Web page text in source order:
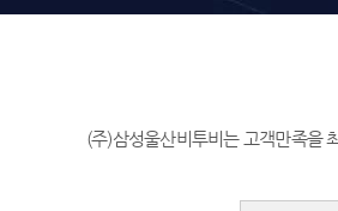
(주)삼성울산비투비는 고객만족을